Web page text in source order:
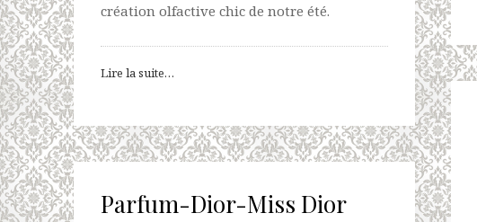
création olfactive chic de notre été.
Lire la suite…
Parfum-Dior-Miss Dior